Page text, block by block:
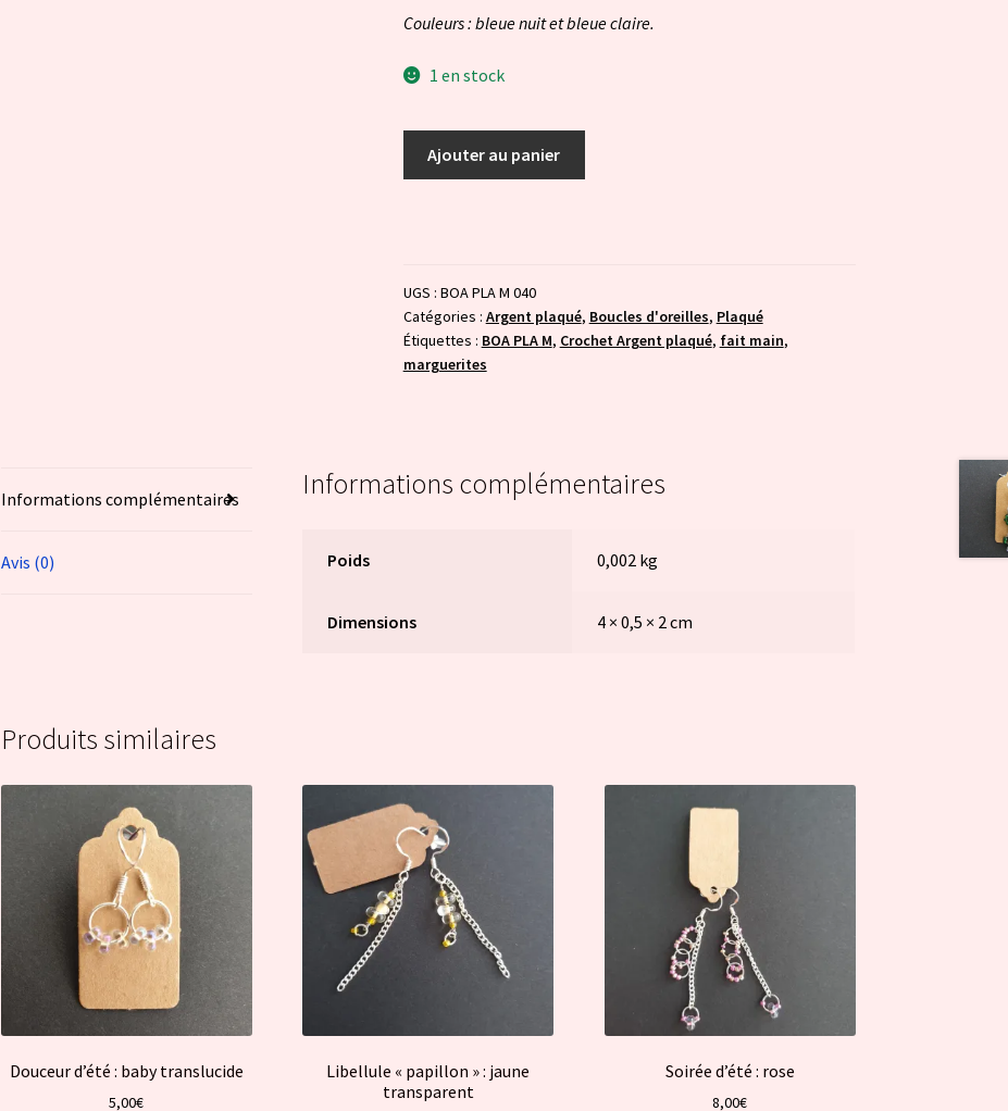
Couleurs : bleue nuit et bleue claire.
1 en stock
bleue
claire
Ajouter au panier
UGS : BOA PLA M 040
Catégories : Argent plaqué, Boucles d'oreilles, Plaqué
Étiquettes : BOA PLA M, Crochet Argent plaqué, fait main,
marguerites
Informations complémentaires
Avis (0)
Informations complémentaires
Poids 0,002 kg
Dimensions 4 × 0,5 × 2 cm
Produits similaires
Douceur d’été : baby translucide
5,00€
Libellule « papillon » : jaune
transparent
Soirée d’été : rose
8,00€